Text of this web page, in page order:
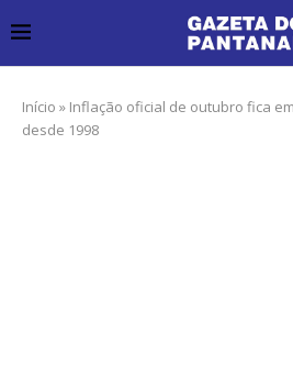
Início » Inflação oficial de outubro fica
desde 1998